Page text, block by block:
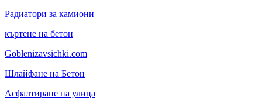
Радиатори за камиони
къртене на бетон
Goblenizavsichki.com
Шлайфане на Бетон
Асфалтиране на улица